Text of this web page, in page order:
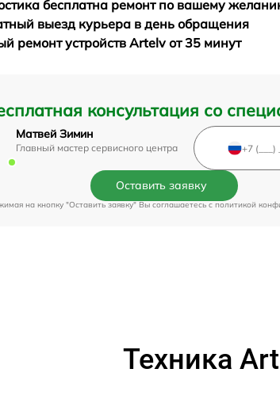
консультация со
Матвей Зимин
Главный мастер сервисного центра
Оставить заявку
на кнопку "Оставить заявку" Вы соглашаетесь c политикой
бесплатна ремонт по вашему
выезд курьера в день обращения
ремонтустройств Artelv от 35 минут
Техника